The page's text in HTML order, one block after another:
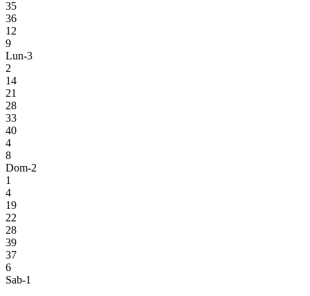
35
36
12
9
Lun-3
2
14
21
28
33
40
4
8
Dom-2
1
4
19
22
28
39
37
6
Sab-1